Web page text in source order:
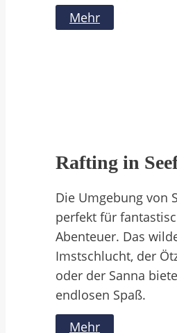
Mehr
Rafting in
Die Umgebung von
perfekt für
Abenteuer. Das
Imstschlucht, der
oder der Sanna
endlosen Spaß.
Mehr